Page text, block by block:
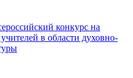
конкурс на
в области духовно-